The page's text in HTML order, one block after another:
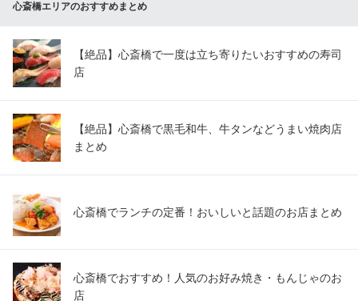
心斎橋エリアのおすすめまとめ
【絶品】心斎橋で一度は立ち寄りたいおすすめの寿司
店
【絶品】心斎橋で黒毛和牛、牛タンなどうまい焼肉店
まとめ
心斎橋でランチの定番！おいしいと話題のお店まとめ
心斎橋でおすすめ！人気のお好み焼き・もんじゃのお
店